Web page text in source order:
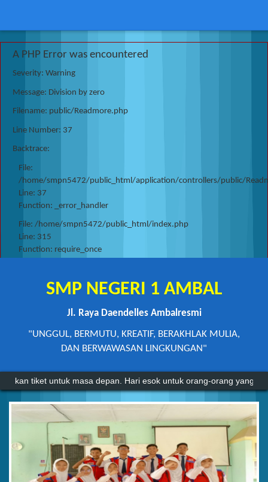
A PHP Error was encountered
Severity: Warning
Message: Division by zero
Filename: public/Readmore.php
Line Number: 37
Backtrace:
File:
/home/smpn5472/public_html/application/controllers/public/
Line: 37
Function: _error_handler
File: /home/smpn5472/public_html/index.php
Line: 315
Function: require_once
SMP NEGERI 1 AMBAL
Jl. Raya Daendelles Ambalresmi
"UNGGUL, BERMUTU, KREATIF, BERAKHLAK MULIA,
DAN BERWAWASAN LINGKUNGAN"
Hari esok untuk orang-orang yang telah mempersiapkan dirinya